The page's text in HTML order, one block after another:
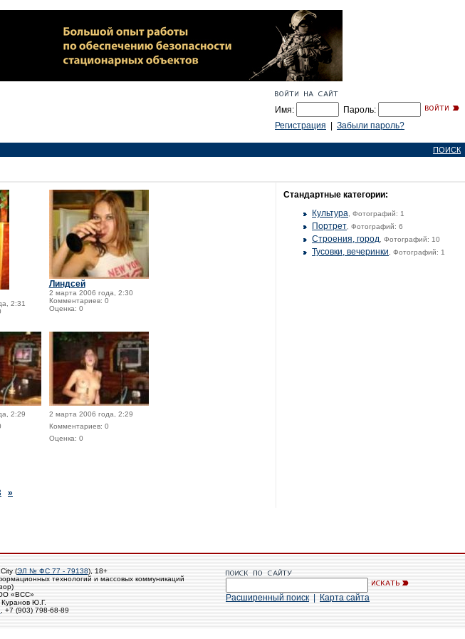
Имя:
Пароль:
Регистрация
Забыли пароль?
ПОИСК
2:31
Линдсей
2 марта 2006 года, 2:30
Комментариев: 0
Оценка: 0
2:29
2 марта 2006 года, 2:29
Комментариев: 0
Оценка: 0
»
Стандартные категории:
Культура , Фотографий: 1
Портрет , Фотографий: 6
Строения, город , Фотографий: 10
Тусовки, вечеринки , Фотографий: 1
(ЭЛ № ФС 77 - 79138), 18+
технологий и массовых коммуникаций
«ВСС»
Ю.Г.
, +7 (903) 798-68-89
Расширенный поиск Карта сайта